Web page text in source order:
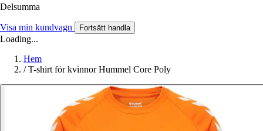
Delsumma
Visa min kundvagn Fortsätt handla
Loading...
Hem
/ T-shirt för kvinnor Hummel Core Poly